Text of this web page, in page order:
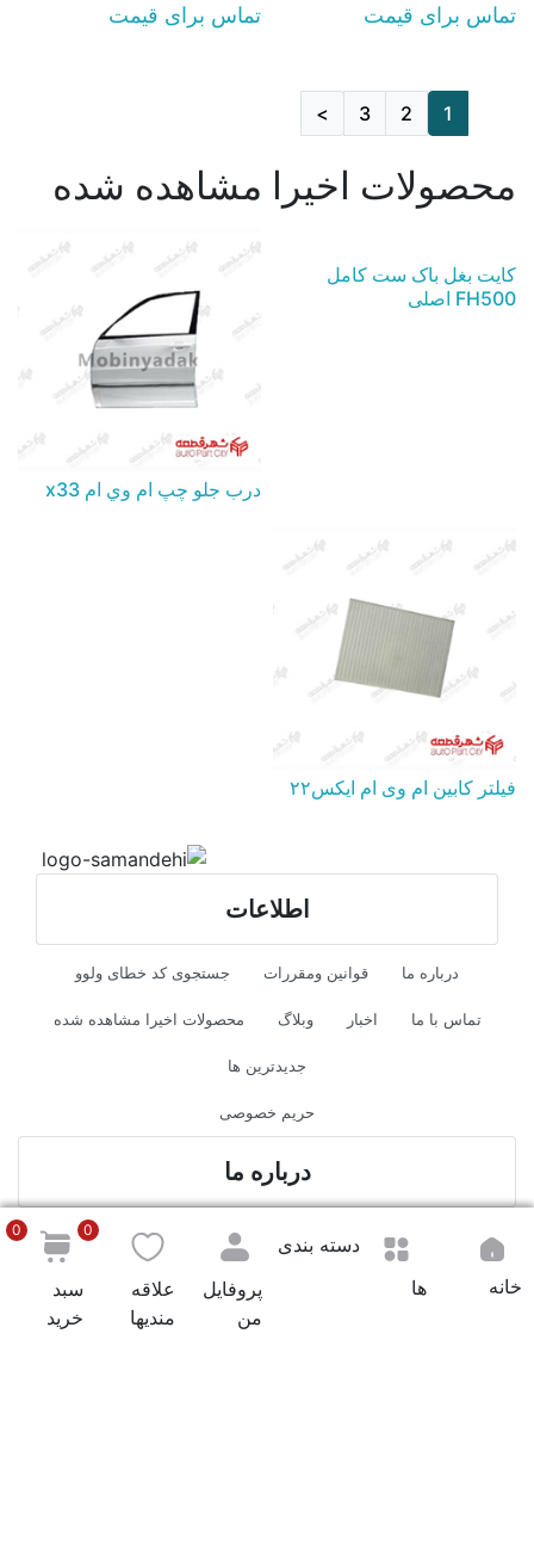
خانه
دسته بندی
ها
پروفایل
من
0
علاقه
مندیها
0
سبد
خرید
تماس برای قیمت
AddToCart
تماس برای قیمت
1
2
3
>
محصولات اخیرا مشاهده شده
کایت بغل باک ست کامل
FH500 اصلی
درب جلو چپ ام وي ام x33
فیلتر کابین ام وی ام ایکس۲۲
اطلاعات
درباره ما قوانین ومقررات جستجوی کد خطای ولوو
تماس با ما اخبار وبلاگ محصولات اخیرا مشاهده شده
جدیدترین ها
حریم خصوصی
درباره ما
نام شرکت: شهر قطعه